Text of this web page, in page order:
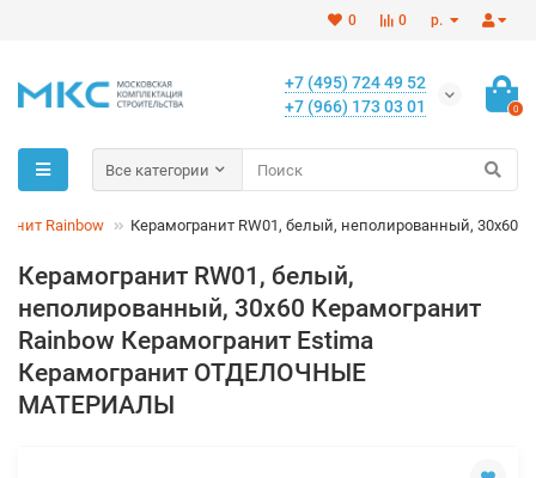
р.
0
0
+7 (495) 724 49 52
+7 (966) 173 03 01
0
Все категории
Rainbow Керамогранит RW01, белый, неполированный, 30x60
Керамогранит RW01, белый,
неполированный, 30x60 Керамогранит
Rainbow Керамогранит Estima
Керамогранит ОТДЕЛОЧНЫЕ
МАТЕРИАЛЫ